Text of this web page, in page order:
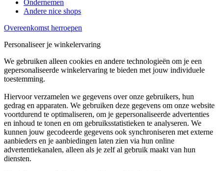
Ondernemen
Andere nice shops
Overeenkomst herroepen
Personaliseer je winkelervaring
We gebruiken alleen cookies en andere technologieën om je een
gepersonaliseerde winkelervaring te bieden met jouw individuele
toestemming.
Hiervoor verzamelen we gegevens over onze gebruikers, hun
gedrag en apparaten. We gebruiken deze gegevens om onze website
voortdurend te optimaliseren, om je gepersonaliseerde advertenties
en inhoud te tonen en om gebruiksstatistieken te analyseren. We
kunnen jouw gecodeerde gegevens ook synchroniseren met externe
aanbieders en je aanbiedingen laten zien via hun online
advertentiekanalen, alleen als je zelf al gebruik maakt van hun
diensten.